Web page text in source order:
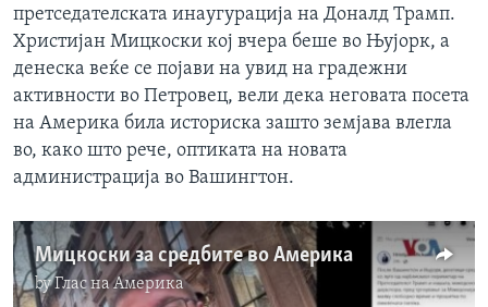
претседателската инаугурација на Доналд Трамп.
Христијан Мицкоски кој вчера беше во Њујорк, а
денеска веќе се појави на увид на градежни
активности во Петровец, вели дека неговата посета
на Америка била историска зашто земјава влегла
во, како што рече, оптиката на новата
администрација во Вашингтон.
Мицкоски за средбите во Америка
byГлас на Америка